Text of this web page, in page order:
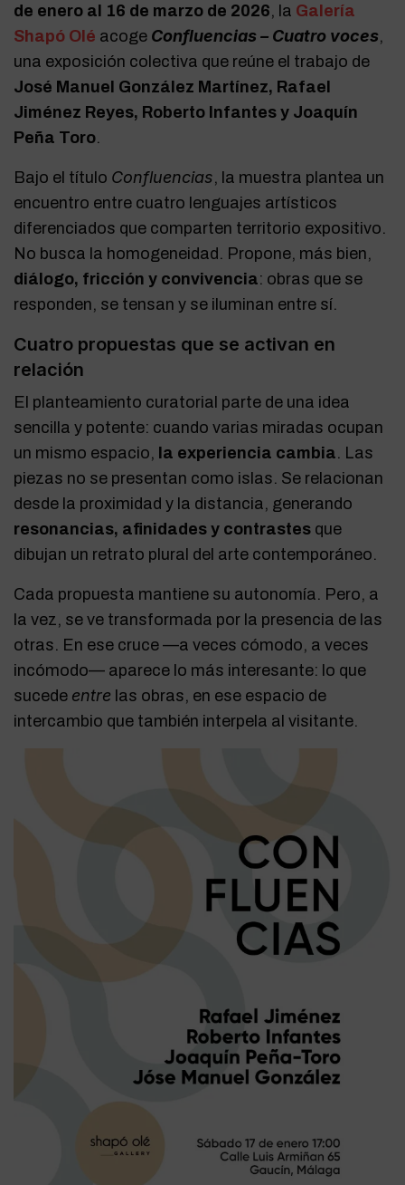
de enero al 16 de marzo de 2026, la Galería
Shapó Olé acoge Confluencias – Cuatro voces,
una exposición colectiva que reúne el trabajo de
José Manuel González Martínez, Rafael
Jiménez Reyes, Roberto Infantes y Joaquín
Peña Toro.
Bajo el título Confluencias, la muestra plantea un
encuentro entre cuatro lenguajes artísticos
diferenciados que comparten territorio expositivo.
No busca la homogeneidad. Propone, más bien,
diálogo, fricción y convivencia: obras que se
responden, se tensan y se iluminan entre sí.
Cuatro propuestas que se activan en
relación
El planteamiento curatorial parte de una idea
sencilla y potente: cuando varias miradas ocupan
un mismo espacio, la experiencia cambia. Las
piezas no se presentan como islas. Se relacionan
desde la proximidad y la distancia, generando
resonancias, afinidades y contrastes que
dibujan un retrato plural del arte contemporáneo.
Cada propuesta mantiene su autonomía. Pero, a
la vez, se ve transformada por la presencia de las
otras. En ese cruce —a veces cómodo, a veces
incómodo— aparece lo más interesante: lo que
sucede entre las obras, en ese espacio de
intercambio que también interpela al visitante.